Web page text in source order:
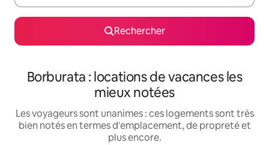
Rechercher
Borburata : locations de vacances les
mieux notées
Les voyageurs sont unanimes : ces logements sont très
bien notés en termes d'emplacement, de propreté et
plus encore.